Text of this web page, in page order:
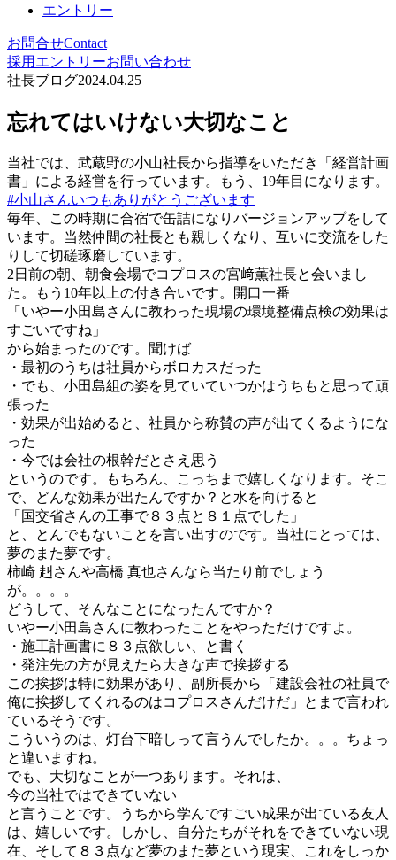
エントリー
お問合せContact
採用エントリーお問い合わせ
社長ブログ2024.04.25
忘れてはいけない大切なこと
当社では、武蔵野の小山社長から指導をいただき「経営計画
書」による経営を行っています。もう、19年目になります。
#小山さんいつもありがとうございます
毎年、この時期に合宿で缶詰になりバージョンアップをして
います。当然仲間の社長とも親しくなり、互いに交流をした
りして切磋琢磨しています。
2日前の朝、朝食会場でコプロスの宮﨑薫社長と会いまし
た。もう10年以上の付き合いです。開口一番
「いやー小田島さんに教わった現場の環境整備点検の効果は
すごいですね」
から始まったのです。聞けば
・最初のうちは社員からボロカスだった
・でも、小田島組の姿を見ていていつかはうちもと思って頑
張った
・効果が出始めると、社員から称賛の声が出てくるようにな
った
・今では会社の根幹だとさえ思う
というのです。もちろん、こっちまで嬉しくなります。そこ
で、どんな効果が出たんですか？と水を向けると
「国交省さんの工事で８３点と８１点でした」
と、とんでもないことを言い出すのです。当社にとっては、
夢のまた夢です。
柿崎 赳さんや高橋 真也さんなら当たり前でしょう
が。。。。
どうして、そんなことになったんですか？
いやー小田島さんに教わったことをやっただけですよ。
・施工計画書に８３点欲しい、と書く
・発注先の方が見えたら大きな声で挨拶する
この挨拶は特に効果があり、副所長から「建設会社の社員で
俺に挨拶してくれるのはコプロスさんだけだ」とまで言われ
ているそうです。
こういうのは、灯台下暗しって言うんでしたか。。。ちょっ
と違いますね。
でも、大切なことが一つあります。それは、
今の当社ではできていない
と言うことです。うちから学んですごい成果が出ている友人
は、嬉しいです。しかし、自分たちがそれをできていない現
在、そして８３点など夢のまた夢という現実、これをしっか